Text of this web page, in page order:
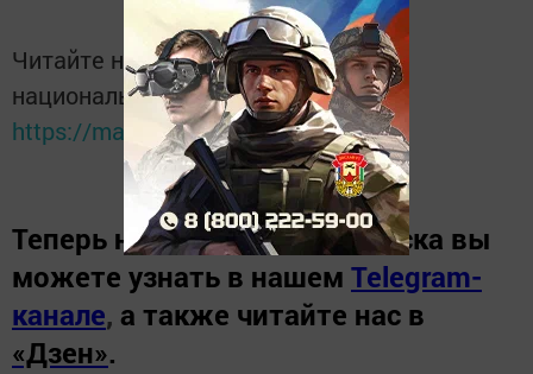
Читайте новости Татарстана в
национальном мессенджере MАХ:
https://max.ru/tatmedia
Теперь новости Зеленодольска вы
можете узнать в нашем Telegram-
канале, а также читайте нас в
«Дзен».